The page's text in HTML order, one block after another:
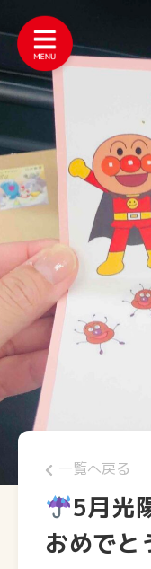
一覧へ戻る
5月光
おめでと